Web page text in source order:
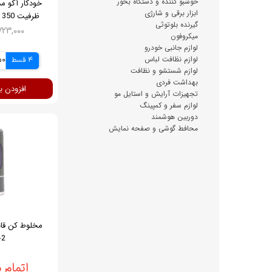
۳,۷۲۳,۰۰۰
4 قسط
افزودن
مخلوط کن
ابزار برقی و شارژی
گیرنده بلوتوثی
میکروفون
لوازم جانبی خودرو
لوازم نظافت لباس
لوازم شستشو و نظافت
بهداشت فردی
تجهیزات آرایش و استایل مو
لوازم سفر و کمپینگ
دوربین هوشمند
محافط گوشی و صفحه نمایش